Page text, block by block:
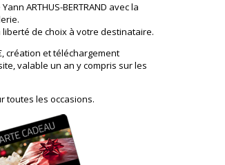
ARTHUS-BERTRAND avec la
de choix à votre destinataire.
création et téléchargement
valable un an y compris sur les
toutes les occasions.